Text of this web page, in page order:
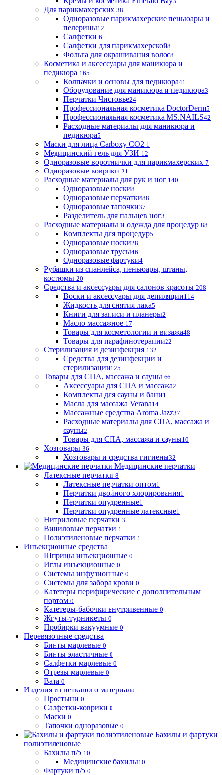
Для парикмахерских 38
Одноразовые парикмахерские пеньюары и
пелерины12
Салфетки 6
Салфетки для парикмахерской8
Фольга для окрашивания волос8
Косметика и аксессуары для маникюра и
педикюра 165
Колпачки и основы для педикюра41
Оборудование для маникюра и педикюра3
Перчатки Чистовье24
Профессиональная косметика DoctorDerm5
Профессиональная косметика MS.NAILS42
Расходные материалы для маникюра и
педикюра5
Маски для лица Carboxy CO2 1
Медицинский гель для УЗИ 12
Одноразовые воротнички для парикмахерских 7
Одноразовые коврики 21
Расходные материалы для рук и ног 140
Одноразовые носки8
Одноразовые перчатки88
Одноразовые тапочки37
Разделитель для пальцев ног3
Расходные материалы и одежда для процедур 88
Комплекты для процедур5
Одноразовые носки28
Одноразовые трусы46
Одноразовые фартуки4
Рубашки из спанлейса, пеньюары, штаны,
костюмы 20
Средства и аксессуары для салонов красоты 208
Воски и аксессуары для депиляции114
Жидкость для снятия лака5
Книги для записи и планеры2
Масло массажное 17
Товары для косметологии и визажа48
Товары для парафинотерапии22
Стерилизация и дезинфекция 132
Средства для дезинфекции и
стерилизации125
Товары для СПА, массажа и сауны 66
Аксессуары для СПА и массажа2
Комплекты для сауны и бани1
Масла для массажа Verana14
Массажные средства Aroma Jazz37
Расходные материалы для СПА, массажа и
сауны2
Товары для СПА, массажа и сауны10
Хозтовары 36
Хозтовары и средства гигиены32
Медицинские перчатки
Латексные перчатки 8
Латексные перчатки оптом1
Перчатки двойного хлорирования1
Перчатки опудренные1
Перчатки опудренные латексные1
Нитриловые перчатки 3
Виниловые перчатки 1
Полиэтиленовые перчатки 1
Инъекционные средства
Шприцы инъекционные 0
Иглы инъекционные 0
Системы инфузионные 0
Системы для забора крови 0
Катетеры перифирические с дополнительным
портом 0
Катетеры-бабочки внутривенные 0
Жгуты-турникеты 0
Пробирки вакуумные 0
Перевязочные средства
Бинты марлевые 0
Бинты эластичные 0
Салфетки марлевые 0
Отрезы марлевые 0
Вата 0
Изделия из нетканого материала
Простыни 0
Салфетки-коврики 0
Маски 0
Тапочки одноразовые 0
Бахилы и фартуки
полиэтиленовые
Бахилы п/э 10
Медицинские бахилы10
Фартуки п/э 0